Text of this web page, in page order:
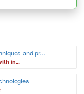
and pr...
in...